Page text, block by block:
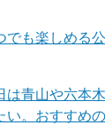
でも楽しめる
は青山や六本
い。おすすめ